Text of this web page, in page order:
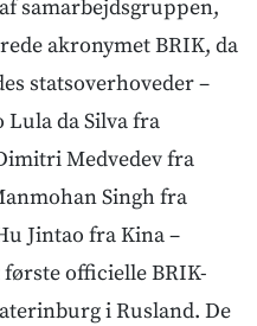
samarbejdsgruppen,
akronymet BRIK, da
statsoverhoveder –
da Silva fra
Medvedev fra
Singh fra
Jintao fra Kina –
officielle BRIK-
i Rusland. De